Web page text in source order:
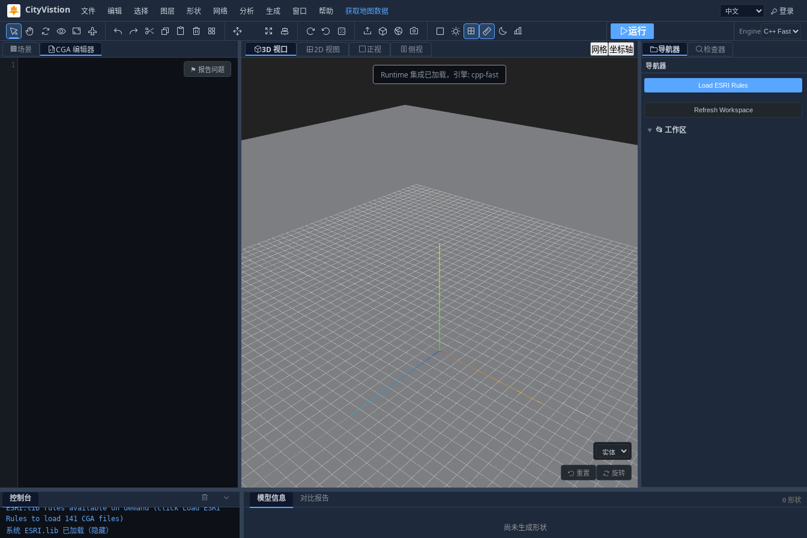
CityVistion 文件 编辑 选择 图层 形状 网络 分析 生成 窗口 帮助 获取地图数据
登录
运行
Engine
🏢场景 CGA 编辑器
1 ⚑ 报告问题
3D 视口 2D 视图 正视 侧视 网格 坐标轴
重置 旋转
Runtime 集成已加载，引擎: cpp-fast
导航器 检查器
导航器
Load ESRI Rules
Refresh Workspace
▼ 📂 工作区
控制台
系统 ESRI.lib 已加载（隐藏）
ESRI.lib rules available on demand (click Load ESRI
Rules to load 141 CGA files)
系统 ESRI.lib 已加载（隐藏）
模型信息 对比报告 0 形状
尚未生成形状